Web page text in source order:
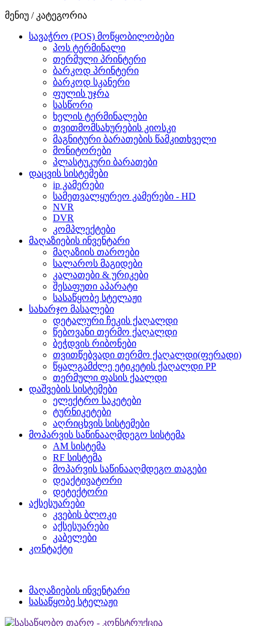
მენიუ / კატეგორია
სავაჭრო (POS) მოწყობილობები
პოს ტერმინალი
თერმული პრინტერი
ბარკოდ პრინტერი
ბარკოდ სკანერი
ფულის უჯრა
სასწორი
ხელის ტერმინალები
თვითმომსახურების კიოსკი
მაგნიტური ბარათების წამკითხველი
მონიტორები
პლასტუკური ბარათები
დაცვის სისტემები
ip კამერები
სამეთვალყურეო კამერები - HD
NVR
DVR
კომპლექტები
მაღაზიების ინვენტარი
მაღაზიის თაროები
სალაროს მაგიდები
კალათები & ურიკები
შესაფუთი აპარატი
სასაწყობე სტელაჟი
სახარჯო მასალები
დეტალური ჩეკის ქაღალდი
წებოვანი თერმო ქაღალდი
ბეჭდვის რიბონები
თვითწებვადი თერმო ქაღალდი(ფერადი)
წყალგამძლე ეტიკეტის ქაღალდი PP
თერმული ფასის ქაალდი
დაშვების სისტემები
ელექტრო საკეტები
ტურნიკეტები
აღრიცხვის სისტემები
მოპარვის საწინააღმდეგო სისტემა
AM სისტემა
RF სისტემა
მოპარვის საწინააღმდეგო თაგები
დეაქტივატორი
დეტექტორი
აქსესუარები
კვების ბლოკი
აქსესუარები
კაბელები
კონტაქტი
მაღაზიების ინვენტარი
სასაწყობე სტელაჟი